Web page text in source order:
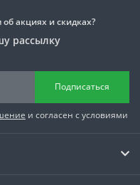
акциях и скидках?
рассылку
Подписаться
и согласен с условиями